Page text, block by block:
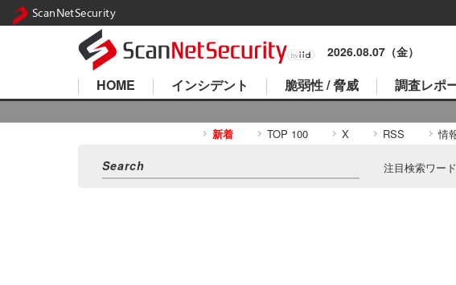
2026.08.07（金）
HOME インシデント 脆弱性 / 脅威 調査レポ
新着 TOP 100 X RSS 情
注目検索ワード
ScanNetSecurity